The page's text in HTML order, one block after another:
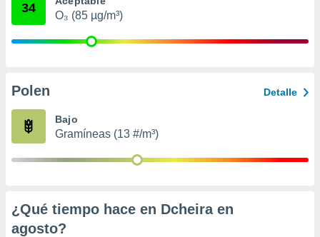
publicidad
de
1199
34
O₃ (85 µg/m³)
Polen Detalle
Bajo
Gramíneas (13 #/m³)
¿Qué tiempo hace en Dcheira en
agosto?